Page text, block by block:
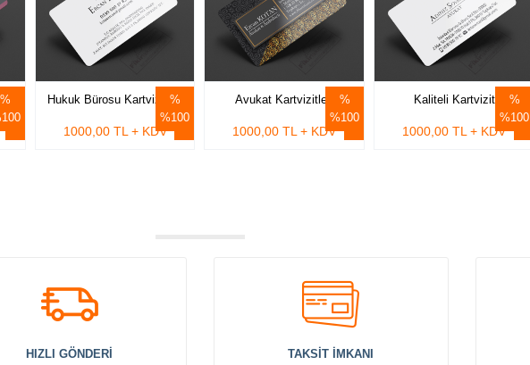
%100
Hukuk Bürosu Kartvizitleri
1000,00 TL + KDV
%100
Avukat Kartvizitleri
1000,00 TL + KDV
%100
Kaliteli Kartvizit
1000,00 TL + KDV
HIZLI GÖNDERİ TAKSİT İMKANI